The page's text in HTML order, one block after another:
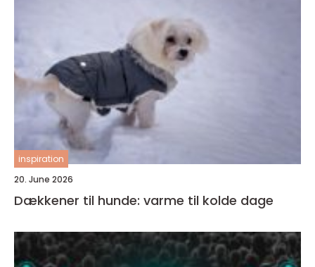
inspiration
20. June 2026
Dækkener til hunde: varme til kolde dage